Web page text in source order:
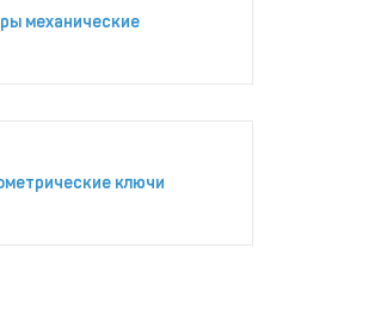
механические
ключи